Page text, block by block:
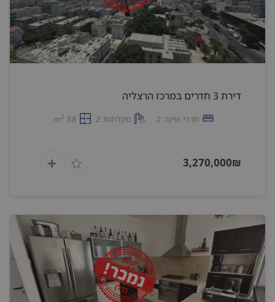
דירת 3 חדרים במרכז הרצליה
חדרי שינה 2 מקלחות 2 88 m
2
3,270,000₪